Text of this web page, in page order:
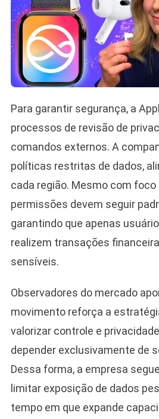
Para garantir segurança, a
processos de revisão de
comandos externos. A
políticas restritas de dados,
cada região. Mesmo com
permissões devem seguir
garantindo que apenas
realizem transações
sensíveis.
Observadores do mercado
movimento reforça a
valorizar controle e
depender exclusivamente de
Dessa forma, a empresa
limitar exposição de dados
tempo em que expande